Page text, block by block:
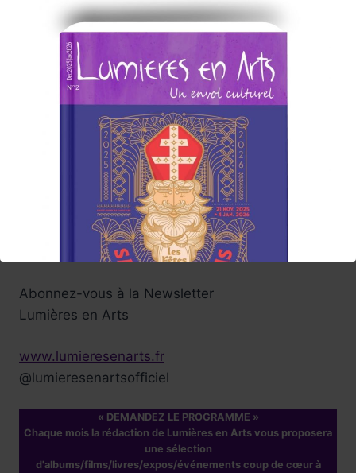
Réservez !
Lumières en Arts vous l'offre au fil des semaines
a venir ....à Paris, en régions.
Vivez de belles émotions lors de
ces voyages en arts !
Tels sont nos souhaits enthousiastes ....
Participez vous aussi à cette
aventure culturelle , nous serons attentifs à vos
suggestions .
Carine, et toute l'équipe
de rédaction du Magazine
Abonnez-vous à la Newsletter
Lumières en Arts
www.lumieresenarts.fr
@lumieresenartsofficiel
« DEMANDEZ LE PROGRAMME »
Chaque mois la rédaction de Lumières en Arts vous proposera
une sélection
d'albums/films/livres/expos/événements coup de cœur à